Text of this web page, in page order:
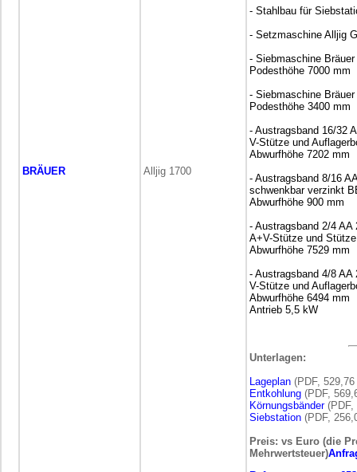
BRÄUER Alljig 1700
- Stahlbau für
- Setzmaschine Alljig
- Siebmaschine
Podesthöhe 7000 mm
- Siebmaschine
Podesthöhe 3400 mm
- Austragsband 16/32
V-Stütze und
Abwurfhöhe 7202 mm
- Austragsband 8/16
schwenkbar verzinkt
Abwurfhöhe 900 mm
- Austragsband 2/4 AA
A+V-Stütze und
Abwurfhöhe 7529 mm
- Austragsband 4/8 AA
V-Stütze und
Abwurfhöhe 6494 mm
Antrieb 5,5 kW
Unterlagen:
Lageplan (PDF,
Entkohlung (PDF,
Körnungsbänder(PDF,
Siebstation (PDF,
Preis: vs Euro (die
Mehrwertsteuer)